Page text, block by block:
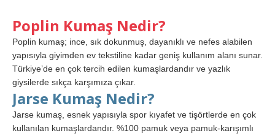
Poplin Kumaş Nedir?
Poplin kumaş; ince, sık dokunmuş, dayanıklı ve nefes alabilen
yapısıyla giyimden ev tekstiline kadar geniş kullanım alanı sunar.
Türkiye’de en çok tercih edilen kumaşlardandır ve yazlık
giysilerde sıkça karşımıza çıkar.
Jarse Kumaş Nedir?
Jarse kumaş, esnek yapısıyla spor kıyafet ve tişörtlerde en çok
kullanılan kumaşlardandır. %100 pamuk veya pamuk-karışımlı